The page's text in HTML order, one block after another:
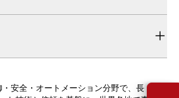
安全・オートメーション分野で、長